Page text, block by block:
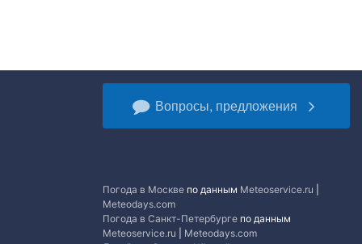
Вопросы, предложения
Погода в Москве по данным Meteoservice.ru
Meteodays.com
Погода в Санкт-Петербурге по данным
Meteoservice.ru
Meteodays.com